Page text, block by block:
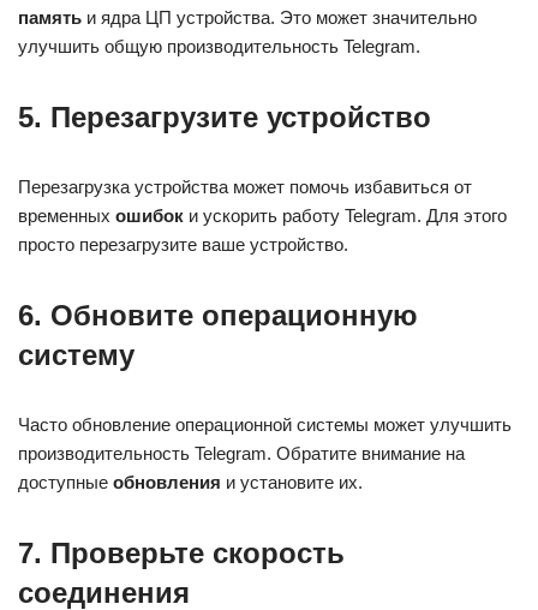
память и ядра ЦП устройства. Это может значительно
улучшить общую производительность Telegram.
5. Перезагрузите устройство
Перезагрузка устройства может помочь избавиться от
временных ошибок и ускорить работу Telegram. Для этого
просто перезагрузите ваше устройство.
6. Обновите операционную
систему
Часто обновление операционной системы может улучшить
производительность Telegram. Обратите внимание на
доступные обновления и установите их.
7. Проверьте скорость
соединения